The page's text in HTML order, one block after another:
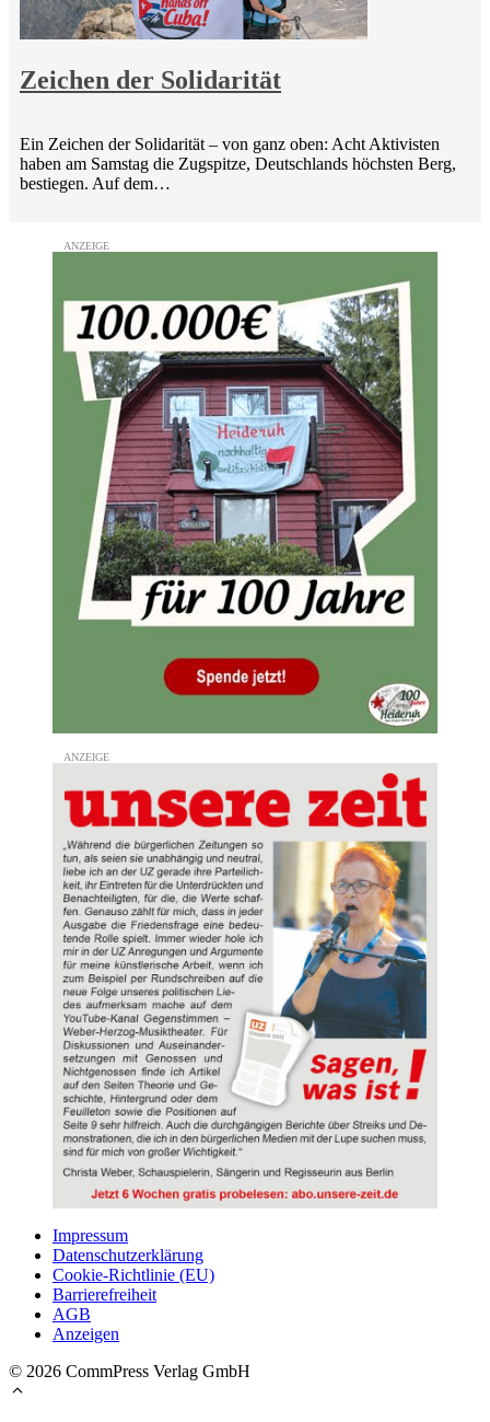
Zeichen der Solidarität
Ein Zeichen der Solidarität – von ganz oben: Acht Aktivisten
haben am Samstag die Zugspitze, Deutschlands höchsten Berg,
bestiegen. Auf dem…
Impressum
Datenschutzerklärung
Cookie-Richtlinie (EU)
Barrierefreiheit
AGB
Anzeigen
© 2026 CommPress Verlag GmbH